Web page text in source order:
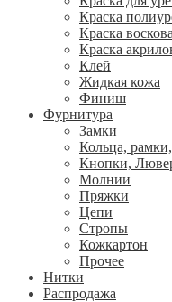
Краска
Краска
Краска
Клей
Жидкая кожа
Финиш
Фурнитура
Замки
Кольца,
Кнопки,
Молнии
Пряжки
Цепи
Стропы
Кожкартон
Прочее
Нитки
Распродажа